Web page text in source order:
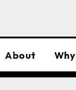
About